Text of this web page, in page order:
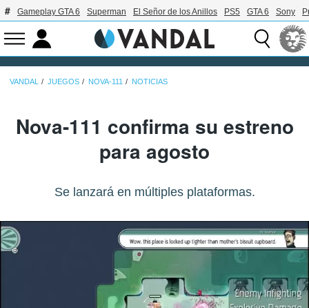
Gameplay GTA 6 Superman El Señor de los Anillos PS5 GTA 6 Sony
VANDAL JUEGOS NOVA-111 NOTICIAS
Nova-111 confirma su estreno
para agosto
Se lanzará en múltiples plataformas.